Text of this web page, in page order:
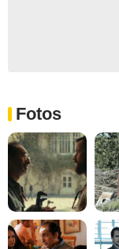
Fotos